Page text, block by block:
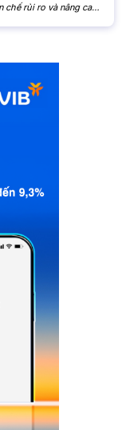
chế rủi ro và nâng cao